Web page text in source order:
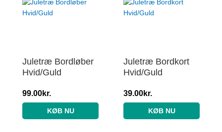
Juletræ Bordløber
Hvid/Guld
99.00kr.
KØB NU
Juletræ Bordkort
Hvid/Guld
39.00kr.
KØB NU